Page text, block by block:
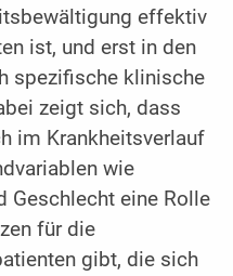
effektiv
ist, und erst in den
spezifische klinische
zeigt sich, dass
im Krankheitsverlauf
wie
Geschlecht eine Rolle
für die
gibt, die sich